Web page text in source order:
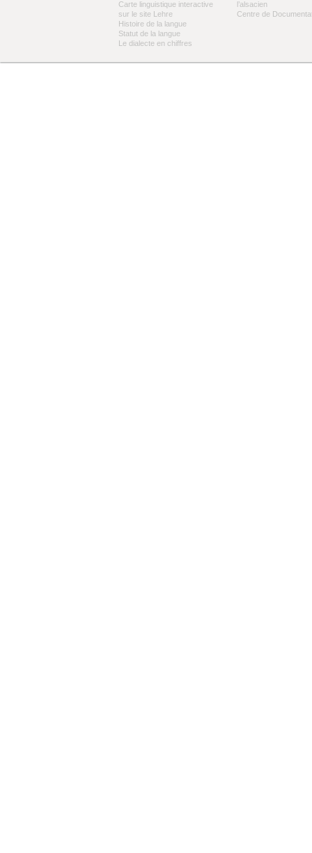
Carte linguistique interactive
sur le site Lehre
Histoire de la langue
Statut de la langue
Le dialecte en chiffres
l’alsacien
Centre de